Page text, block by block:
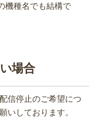
機種名でも結構で
場合
信停止のご希望につ
いしております。